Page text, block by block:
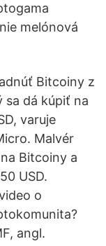
melónová
Bitcoiny z
sa dá kúpiť na
varuje
Malvér
Bitcoiny a
USD.
o
angl.